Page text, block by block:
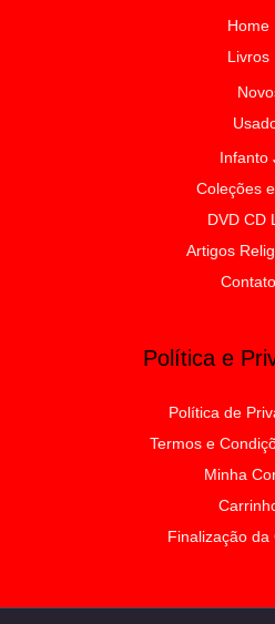
Home
Livros
Infanto
Coleções
DVD CD
Artigos
Contato
Política e
Política de
Termos e
Minha
Finalização da